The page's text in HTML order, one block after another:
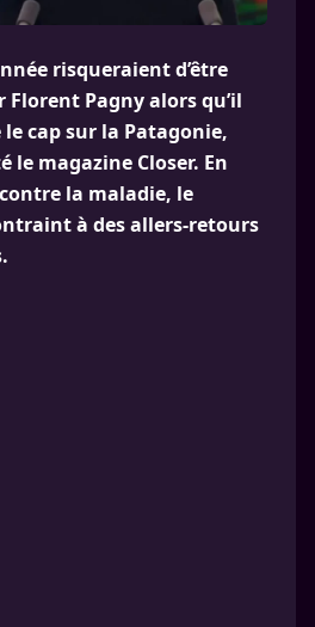
risqueraient d’être
Pagny alors qu’il
le cap sur la Patagonie,
le magazine Closer. En
la maladie, le
à des allers-retours